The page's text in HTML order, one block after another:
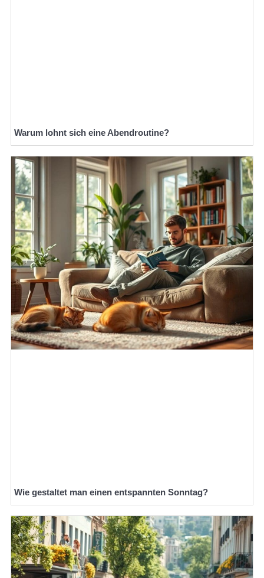
Warum lohnt sich eine Abendroutine?
Wie gestaltet man einen entspannten Sonntag?